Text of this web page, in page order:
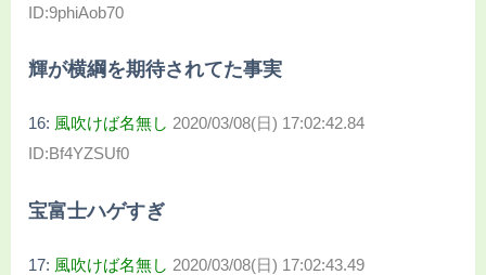
ID:9phiAob70
輝が横綱を期待されてた事実
16: 風吹けば名無し 2020/03/08(日) 17:02:42.84
ID:Bf4YZSUf0
宝富士ハゲすぎ
17: 風吹けば名無し 2020/03/08(日) 17:02:43.49